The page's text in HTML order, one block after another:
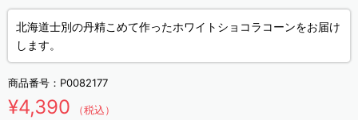
北海道士別の丹精こめて作ったホワイトショコラコーンをお届け
します。
商品番号： P0082177
¥4,390 （税込）